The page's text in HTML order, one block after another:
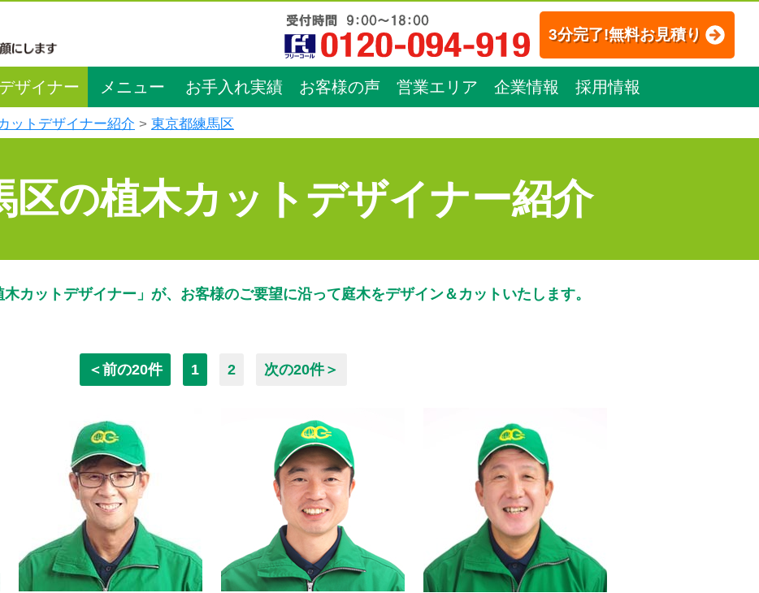
3分完了!無料お見積り
ザイナー メニュー お手入れ実績 お客様の声 営業エリア 企業情報 採用情報
ットデザイナー紹介 東京都練馬区
区の植木カットデザイナー紹介
カットデザイナー」が、お客様のご要望に沿って庭木をデザイン＆カットいたします。
＜前の20件 1 2 次の20件＞